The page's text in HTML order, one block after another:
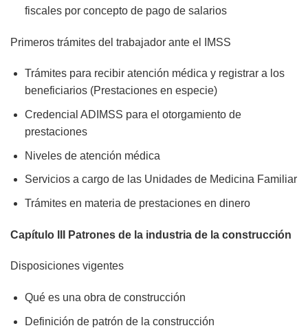
fiscales por concepto de pago de salarios
Primeros trámites del trabajador ante el IMSS
Trámites para recibir atención médica y registrar a los
beneficiarios (Prestaciones en especie)
Credencial ADIMSS para el otorgamiento de
prestaciones
Niveles de atención médica
Servicios a cargo de las Unidades de Medicina Familiar
Trámites en materia de prestaciones en dinero
Capítulo III Patrones de la industria de la construcción
Disposiciones vigentes
Qué es una obra de construcción
Definición de patrón de la construcción